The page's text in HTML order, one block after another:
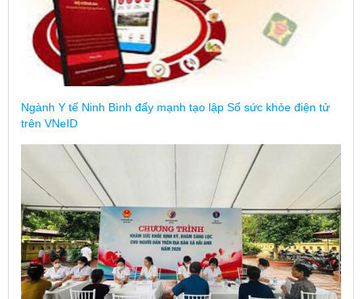
Ngành Y tế Ninh Bình đẩy mạnh tạo lập Sổ sức khỏe điện tử
trên VNeID